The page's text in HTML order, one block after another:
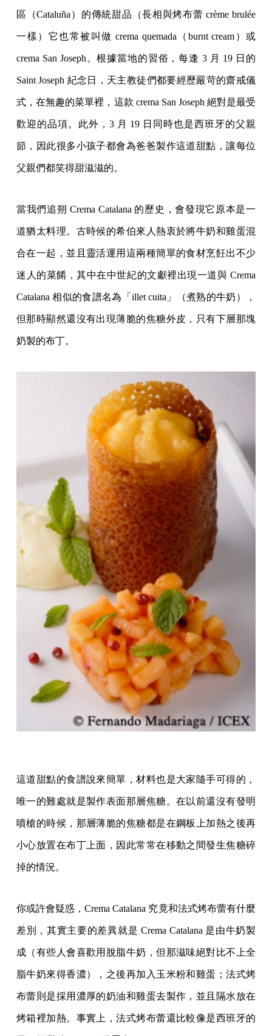
區（Cataluña）的傳統甜品（長相與烤布蕾 crème brulée
一樣）它也常被叫做 crema quemada（burnt cream）或
crema San Joseph。根據當地的習俗，每逢 3 月 19 日的
Saint Joseph 紀念日，天主教徒們都要經歷嚴苛的齋戒儀
式，在無趣的菜單裡，這款 crema San Joseph 絕對是最受
歡迎的品項。此外，3 月 19 日同時也是西班牙的父親
節，因此很多小孩子都會為爸爸製作這道甜點，讓每位
父親們都笑得甜滋滋的。
當我們追朔 Crema Catalana 的歷史，會發現它原本是一
道猶太料理。古時候的希伯來人熱衷於將牛奶和雞蛋混
合在一起，並且靈活運用這兩種簡單的食材烹飪出不少
迷人的菜餚，其中在中世紀的文獻裡出現一道與 Crema
Catalana 相似的食譜名為「illet cuita」（煮熟的牛奶），
但那時顯然還沒有出現薄脆的焦糖外皮，只有下層那塊
奶製的布丁。
這道甜點的食譜說來簡單，材料也是大家隨手可得的，
唯一的難處就是製作表面那層焦糖。在以前還沒有發明
噴槍的時候，那層薄脆的焦糖都是在鋼板上加熱之後再
小心放置在布丁上面，因此常常在移動之間發生焦糖碎
掉的情況。
你或許會疑惑，Crema Catalana 究竟和法式烤布蕾有什麼
差別，其實主要的差異就是 Crema Catalana 是由牛奶製
成（有些人會喜歡用脫脂牛奶，但那滋味絕對比不上全
脂牛奶來得香濃），之後再加入玉米粉和雞蛋；法式烤
布蕾則是採用濃厚的奶油和雞蛋去製作，並且隔水放在
烤箱裡加熱。事實上，法式烤布蕾還比較像是西班牙的